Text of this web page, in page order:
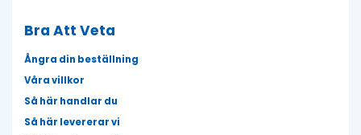
Bra Att Veta
Ångra din beställning
Våra villkor
Så här handlar du
Så här levererar vi